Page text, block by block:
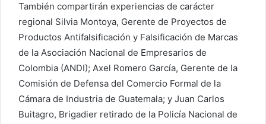
También compartirán experiencias de carácter
regional Silvia Montoya, Gerente de Proyectos de
Productos Antifalsificación y Falsificación de Marcas
de la Asociación Nacional de Empresarios de
Colombia (ANDI); Axel Romero García, Gerente de la
Comisión de Defensa del Comercio Formal de la
Cámara de Industria de Guatemala; y Juan Carlos
Buitagro, Brigadier retirado de la Policía Nacional de